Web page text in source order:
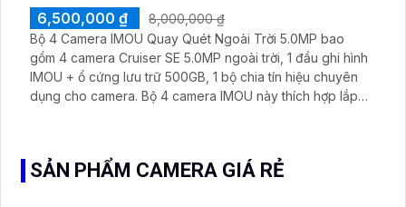
6,500,000 ₫
8,000,000 ₫
Bộ 4 Camera IMOU Quay Quét Ngoài Trời 5.0MP bao
gồm 4 camera Cruiser SE 5.0MP ngoài trời, 1 đầu ghi hình
IMOU + ổ cứng lưu trữ 500GB, 1 bộ chia tín hiệu chuyên
dụng cho camera. Bộ 4 camera IMOU này thích hợp lắp
SẢN PHẨM CAMERA GIÁ RẺ